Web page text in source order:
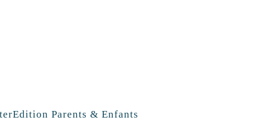
Edition Parents & Enfants